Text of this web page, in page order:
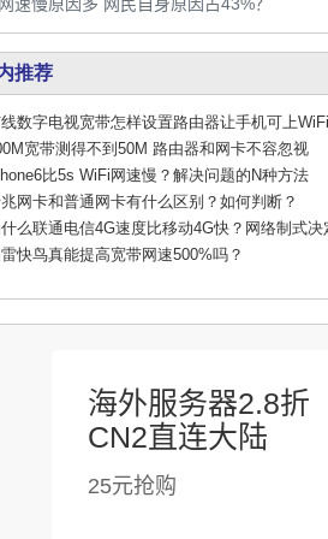
海外服务器2.8折
CN2直连大陆
25元抢购